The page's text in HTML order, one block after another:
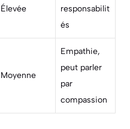
Élevée
responsabilit
és
Moyenne
Empathie,
peut parler
par
compassion